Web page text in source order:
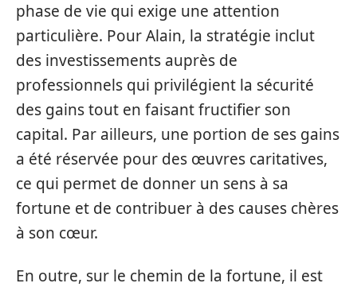
phase de vie qui exige une attention
particulière. Pour Alain, la stratégie inclut
des investissements auprès de
professionnels qui privilégient la sécurité
des gains tout en faisant fructifier son
capital. Par ailleurs, une portion de ses gains
a été réservée pour des œuvres caritatives,
ce qui permet de donner un sens à sa
fortune et de contribuer à des causes chères
à son cœur.
En outre, sur le chemin de la fortune, il est